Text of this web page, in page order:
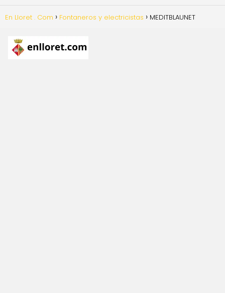
En Lloret . Com Fontaneros y electricistas MEDITBLAUNET